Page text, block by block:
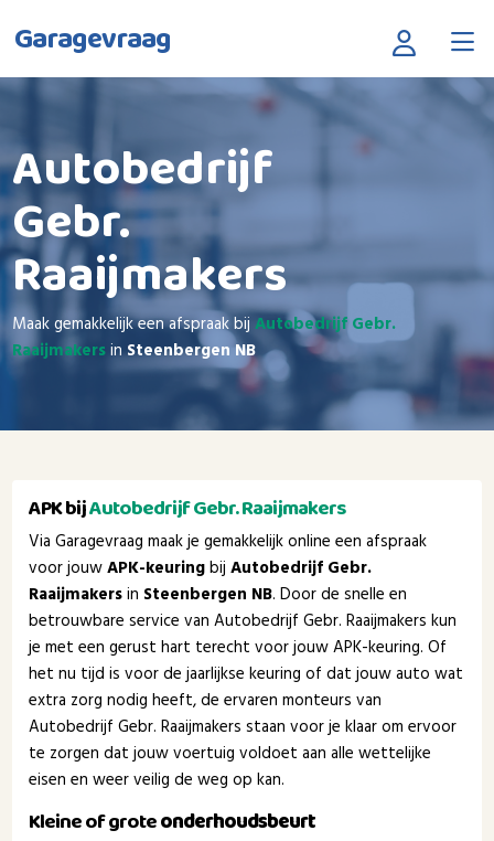
Garagevraag
Autobedrijf
Gebr.
Raaijmakers
Maak gemakkelijk een afspraak bijAutobedrijf Gebr.
RaaijmakersinSteenbergen NB
APK bijAutobedrijf Gebr. Raaijmakers
Via Garagevraag maak je gemakkelijk online een afspraak
voor jouwAPK-keuringbijAutobedrijf Gebr.
Raaijmakersin Steenbergen NB. Door de snelle en
betrouwbare service van Autobedrijf Gebr. Raaijmakers kun
je met een gerust hart terecht voor jouw APK-keuring. Of
het nu tijd is voor de jaarlijkse keuring of dat jouw auto wat
extra zorg nodig heeft, de ervaren monteurs van
Autobedrijf Gebr. Raaijmakers staan voor je klaar om ervoor
te zorgen dat jouw voertuig voldoet aan alle wettelijke
eisen en weer veilig de weg op kan.
Kleine of groteonderhoudsbeurt